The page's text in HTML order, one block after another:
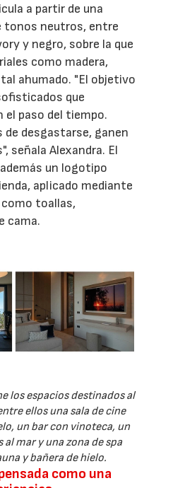
a partir de una
tonos neutros, entre
y negro, sobre la que
como madera,
ahumado. "El objetivo
que
el paso del tiempo.
de desgastarse, ganen
señala Alexandra. El
un logotipo
aplicado mediante
toallas,
cama.
los espacios destinados al
ellos una sala de cine
un bar con vinoteca, un
mar y una zona de spa
y bañera de hielo.
como una